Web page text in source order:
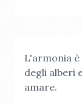
L'armonia
degli alberi
amare.